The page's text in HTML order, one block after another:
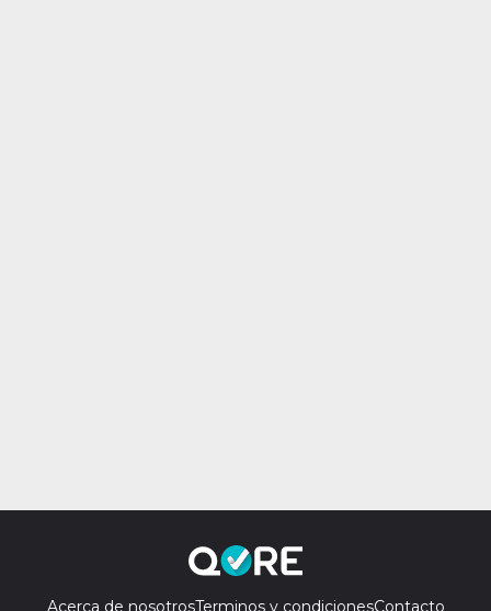
Acerca de nosotrosTerminos y condicionesContacto